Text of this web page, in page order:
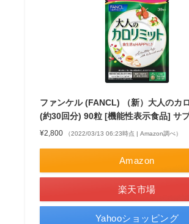
ファンケル (FANCL) （新）大人のカ
(約30回分) 90粒 [機能性表示食品] サ
¥2,800 （2022/03/13 06:23時点 | Amazon調べ）
Amazon
楽天市場
Yahooショッピング